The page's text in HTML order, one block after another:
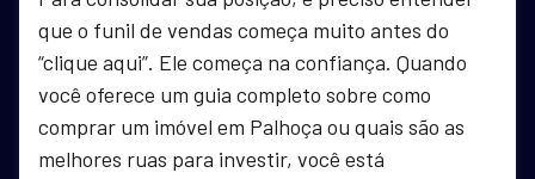
que o funil de vendas começa muito antes do
“clique aqui”. Ele começa na confiança. Quando
você oferece um guia completo sobre como
comprar um imóvel em Palhoça ou quais são as
melhores ruas para investir, você está